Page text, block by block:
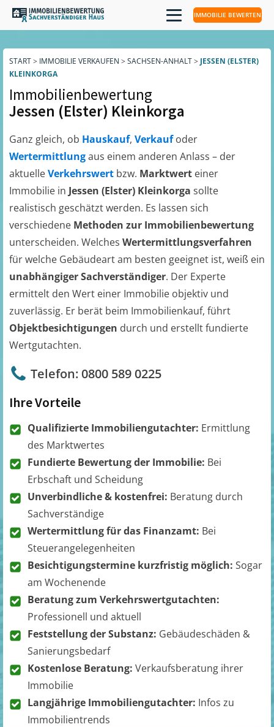
IMMOBILIE BEWERTEN
START> IMMOBILIE VERKAUFEN > SACHSEN-ANHALT> JESSEN (ELSTER)
KLEINKORGA
Immobilienbewertung
Jessen (Elster) Kleinkorga
Ganz gleich, ob Hauskauf, Verkaufoder
Wertermittlungaus einem anderen Anlass – der
aktuelleVerkehrswert bzw. Marktwert einer
Immobilie in Jessen (Elster) Kleinkorga sollte
realistisch geschätzt werden. Es lassen sich
verschiedene Methoden zur Immobilienbewertung
unterscheiden. Welches Wertermittlungsverfahren
für welche Gebäudeart am besten geeignet ist, weiß ein
unabhängiger Sachverständiger. Der Experte
ermittelt den Wert einer Immobilie objektiv und
zuverlässig. Er berät beim Immobilienkauf, führt
Objektbesichtigungen durch und erstellt fundierte
Wertgutachten.
Telefon: 0800 589 0225
Ihre Vorteile
Qualifizierte Immobiliengutachter: Ermittlung
des Marktwertes
Fundierte Bewertung der Immobilie: Bei
Erbschaft und Scheidung
Unverbindliche & kostenfrei: Beratung durch
Sachverständige
Wertermittlung für das Finanzamt: Bei
Steuerangelegenheiten
Besichtigungstermine kurzfristig möglich: Sogar
am Wochenende
Beratung zum Verkehrswertgutachten:
Professionell und aktuell
Feststellung der Substanz: Gebäudeschäden &
Sanierungsbedarf
Kostenlose Beratung: Verkaufsberatung ihrer
Immobilie
Langjährige Immobiliengutachter: Infos zu
Immobilientrends